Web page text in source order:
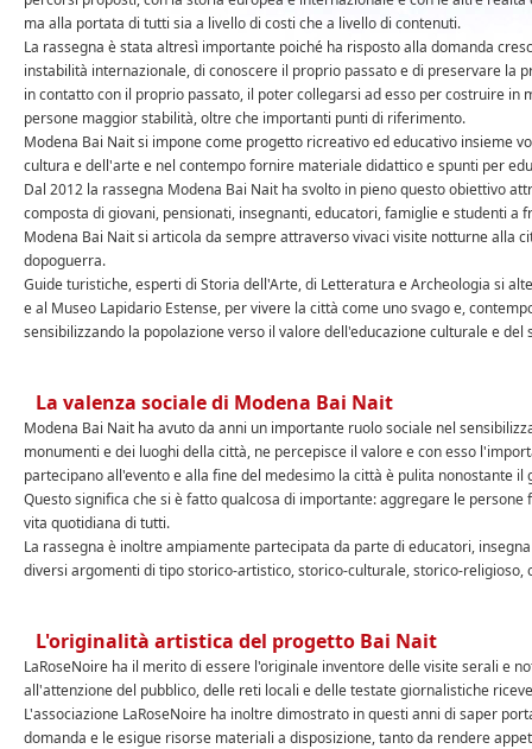
ma alla portata di tutti sia a livello di costi che a livello di contenuti.
La rassegna è stata altresì importante poiché ha risposto alla domanda
instabilità internazionale, di conoscere il proprio passato e di preservare
in contatto con il proprio passato, il poter collegarsi ad esso per costruire
persone maggior stabilità, oltre che importanti punti di riferimento.
Modena Bai Nait si impone come progetto ricreativo ed educativo insieme
cultura e dell'arte e nel contempo fornire materiale didattico e spunti per
Dal 2012 la rassegna Modena Bai Nait ha svolto in pieno questo obiettivo
composta di giovani, pensionati, insegnanti, educatori, famiglie e studenti
Modena Bai Nait si articola da sempre attraverso vivaci visite notturne alla
dopoguerra.
Guide turistiche, esperti di Storia dell'Arte, di Letteratura e Archeologia si
e al Museo Lapidario Estense, per vivere la città come uno svago e,
sensibilizzando la popolazione verso il valore dell'educazione culturale e del
La valenza sociale di Modena Bai Nait
Modena Bai Nait ha avuto da anni un importante ruolo sociale nel
monumenti e dei luoghi della città, ne percepisce il valore e con esso
partecipano all'evento e alla fine del medesimo la città è pulita nonostante il
Questo significa che si è fatto qualcosa di importante: aggregare le
vita quotidiana di tutti.
La rassegna è inoltre ampiamente partecipata da parte di educatori,
diversi argomenti di tipo storico-artistico, storico-culturale, storico-
L'originalità artistica del progetto Bai Nait
LaRoseNoire ha il merito di essere l'originale inventore delle visite serali e
all'attenzione del pubblico, delle reti locali e delle testate giornalistiche
L'associazione LaRoseNoire ha inoltre dimostrato in questi anni di saper
domanda e le esigue risorse materiali a disposizione, tanto da rendere